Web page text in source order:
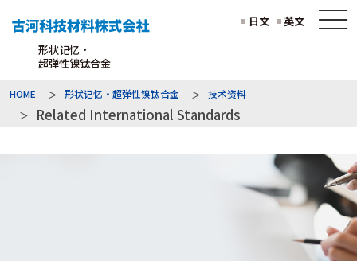
形状记忆・
超弹性镍钛合金
日文 英文
HOME 形状记忆・超弹性镍钛合金 技术资料
Related International Standards